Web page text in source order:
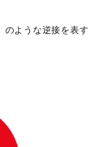
のような逆接を表す